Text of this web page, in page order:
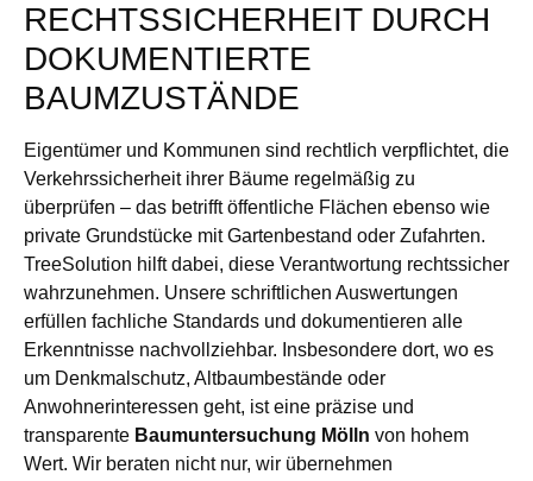
RECHTSSICHERHEIT DURCH
DOKUMENTIERTE
BAUMZUSTÄNDE
Eigentümer und Kommunen sind rechtlich verpflichtet, die
Verkehrssicherheit ihrer Bäume regelmäßig zu
überprüfen – das betrifft öffentliche Flächen ebenso wie
private Grundstücke mit Gartenbestand oder Zufahrten.
TreeSolution hilft dabei, diese Verantwortung rechtssicher
wahrzunehmen. Unsere schriftlichen Auswertungen
erfüllen fachliche Standards und dokumentieren alle
Erkenntnisse nachvollziehbar. Insbesondere dort, wo es
um Denkmalschutz, Altbaumbestände oder
Anwohnerinteressen geht, ist eine präzise und
transparente Baumuntersuchung Mölln von hohem
Wert. Wir beraten nicht nur, wir übernehmen